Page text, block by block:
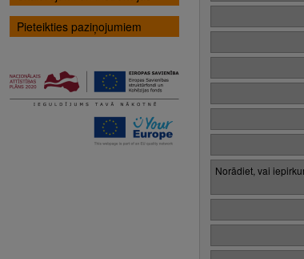
Pieteikties paziņojumiem
Norādiet, vai